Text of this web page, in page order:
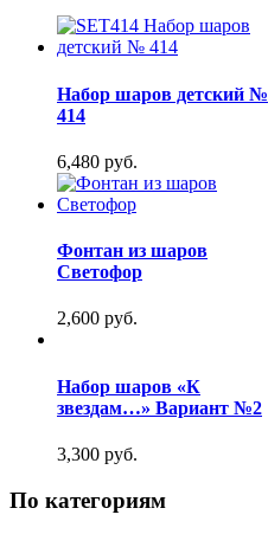
Набор шаров детский №
414
6,480 руб.
Фонтан из шаров
Светофор
2,600 руб.
Набор шаров «К
звездам…» Вариант №2
3,300 руб.
По категориям